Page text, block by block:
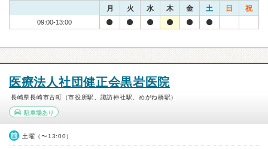
月 火 水 木 金 土 日 祝
09:00-13:00
医療法人社団健正会黒岩医院
長崎県長崎市古町（市役所駅、諏訪神社駅、めがね橋駅）
駐車場あり
土曜（〜13:00）